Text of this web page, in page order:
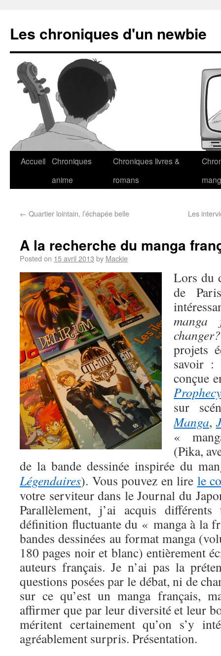
Les chroniques d'un newbie
Accueil Chroniques
anime
Chroniques livres &
romans
← Quartier lointain, l’échapée belle Les
A la recherche du manga
Posted on 15 avril 2013 by Mackie
Lors du
de
manga
changer?
projets
savoir :
conçue
Prophecy
sur
Manga,
«
(Pika,
de la bande dessinée inspirée du
Légendaires). Vous pouvez en lire le
votre serviteur dans le Journal du
Parallèlement, j’ai acquis
définition fluctuante du « manga à la
bandes dessinées au format manga
180 pages noir et blanc) entièrement
auteurs français. Je n’ai pas la
questions posées par le débat, ni de
sur ce qu’est un manga français,
affirmer que par leur diversité et leur
méritent certainement qu’on s’y
agréablement surpris. Présentation.